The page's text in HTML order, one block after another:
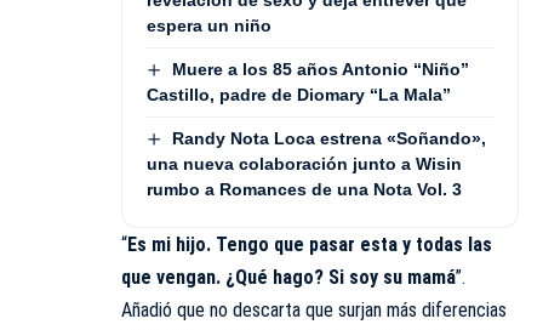
espera un niño
Muere a los 85 años Antonio “Niño”
Castillo, padre de Diomary “La Mala”
Randy Nota Loca estrena «Soñando»,
una nueva colaboración junto a Wisin
rumbo a Romances de una Nota Vol. 3
“Es mi hijo. Tengo que pasar esta y todas las
que vengan. ¿Qué hago? Si soy su mamá”.
Añadió que no descarta que surjan más diferencias